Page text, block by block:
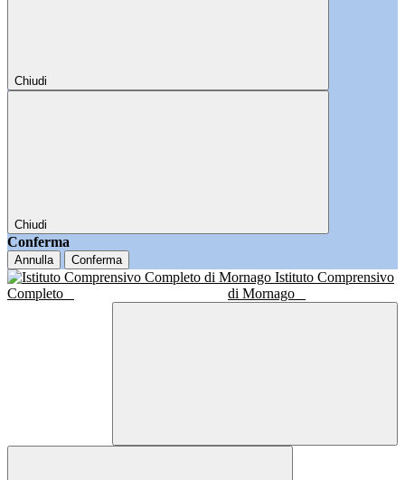
Chiudi
Chiudi
Conferma
Annulla Conferma
Istituto Comprensivo
Completo
di Mornago